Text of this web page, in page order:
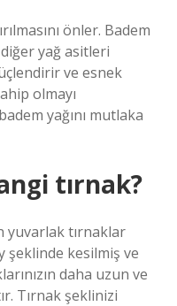
önler. Badem
yağ asitleri
ve esnek
olmayı
yağını mutlaka
tırnak?
yuvarlak tırnaklar
şeklinde kesilmiş ve
daha uzun ve
Tırnak şeklinizi